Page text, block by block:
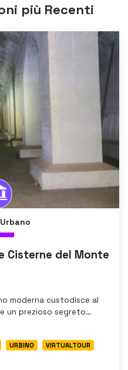
più Recenti
Cisterne del Monte
moderna custodisce al
un prezioso segreto…
URBINO VIRTUALTOUR